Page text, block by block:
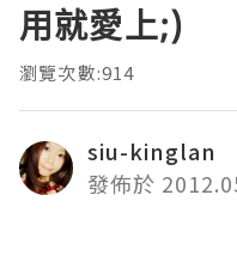
用就愛上;)
瀏覽次數:914
siu-kinglan
發佈於